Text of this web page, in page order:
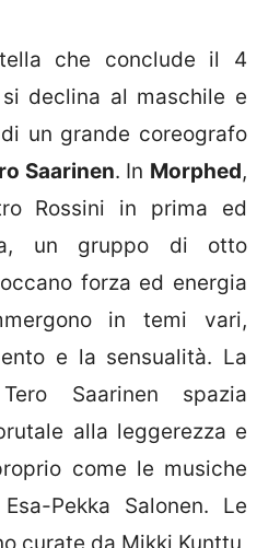
che conclude il 4
declina al maschile e
un grande coreografo
Saarinen. In Morphed,
Rossini in prima ed
un gruppo di otto
forza ed energia
in temi vari,
e la sensualità. La
Saarinen spazia
alla leggerezza e
come le musiche
Pekka Salonen. Le
curate da Mikki Kunttu,